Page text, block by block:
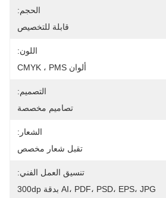
الحجم:
قابلة للتخصيص
اللون:
ألوان CMYK ، PMS
التصميم:
تصاميم مخصصة
الشعار:
تقبل شعار مخصص
تنسيق العمل الفني:
AI، PDF، PSD، EPS، JPG بدقة 300dp